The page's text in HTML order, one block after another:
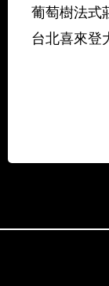
葡萄樹法式
台北喜來登